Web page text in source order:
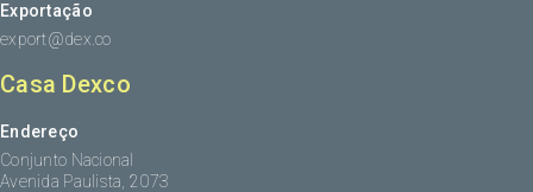
Exportação
export@dex.co
Casa Dexco
Endereço
Conjunto Nacional
Avenida Paulista, 2073